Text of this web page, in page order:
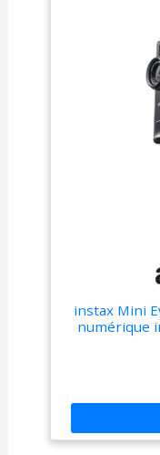
instax Mini
numérique
Pouce,